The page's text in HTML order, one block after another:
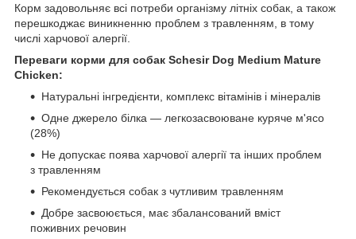
Корм задовольняє всі потреби організму літніх собак, а також
перешкоджає виникненню проблем з травленням, в тому
числі харчової алергії.
Переваги корми для собак Schesir Dog Medium Mature
Chicken:
Натуральні інгредієнти, комплекс вітамінів і мінералів
Одне джерело білка — легкозасвоюване куряче м'ясо
(28%)
Не допускає поява харчової алергії та інших проблем
з травленням
Рекомендується собак з чутливим травленням
Добре засвоюється, має збалансований вміст
поживних речовин